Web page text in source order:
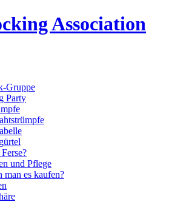
Association
Gruppe
Party
und Pflege
man es kaufen?